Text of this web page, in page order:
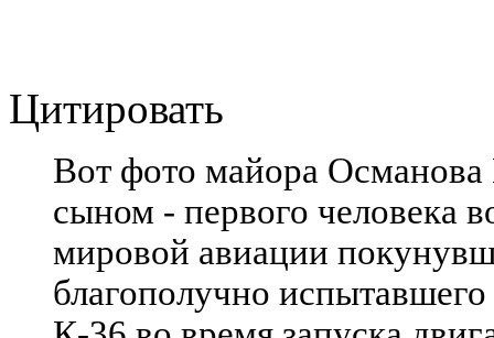
Цитировать
Вот фото майора
сыном - первого человека
мировой авиации
благополучно испытавшего